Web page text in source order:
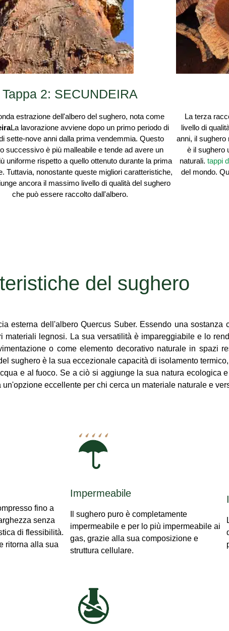
Tappa 2: SECUNDEIRA
estrazione dell'albero del sughero, nota come
La lavorazione avviene dopo un primo periodo di
sette-nove anni dalla prima vendemmia. Questo
successivo è più malleabile e tende ad avere un
uniforme rispetto a quello ottenuto durante la prima
Tuttavia, nonostante queste migliori caratteristiche,
ancora il massimo livello di qualità del sughero
che può essere raccolto dall'albero.
La terza
livello di
anni, il sughero
è il sughero
naturali. tappi
del mondo.
del sughero
esterna dell'albero Quercus Suber. Essendo una sostanza
legnosi. La sua versatilità è impareggiabile e lo
o come elemento decorativo naturale in spazi
sughero è la sua eccezionale capacità di isolamento
e al fuoco. Se a ciò si aggiunge la sua natura ecologica
eccellente per chi cerca un materiale naturale e
fino a
senza
di flessibilità.
ritorna alla sua
Impermeabile
Il sughero puro è completamente
impermeabile e per lo più impermeabile ai
gas, grazie alla sua composizione e
struttura cellulare.